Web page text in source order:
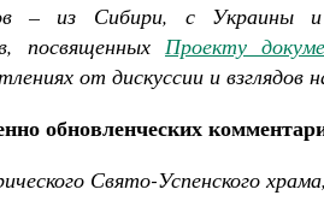
– из Сибири, с Украины и
посвященных Проекту
от дискуссии и взглядов
обновленческих
Свято-Успенского
Кирилл Мурышев